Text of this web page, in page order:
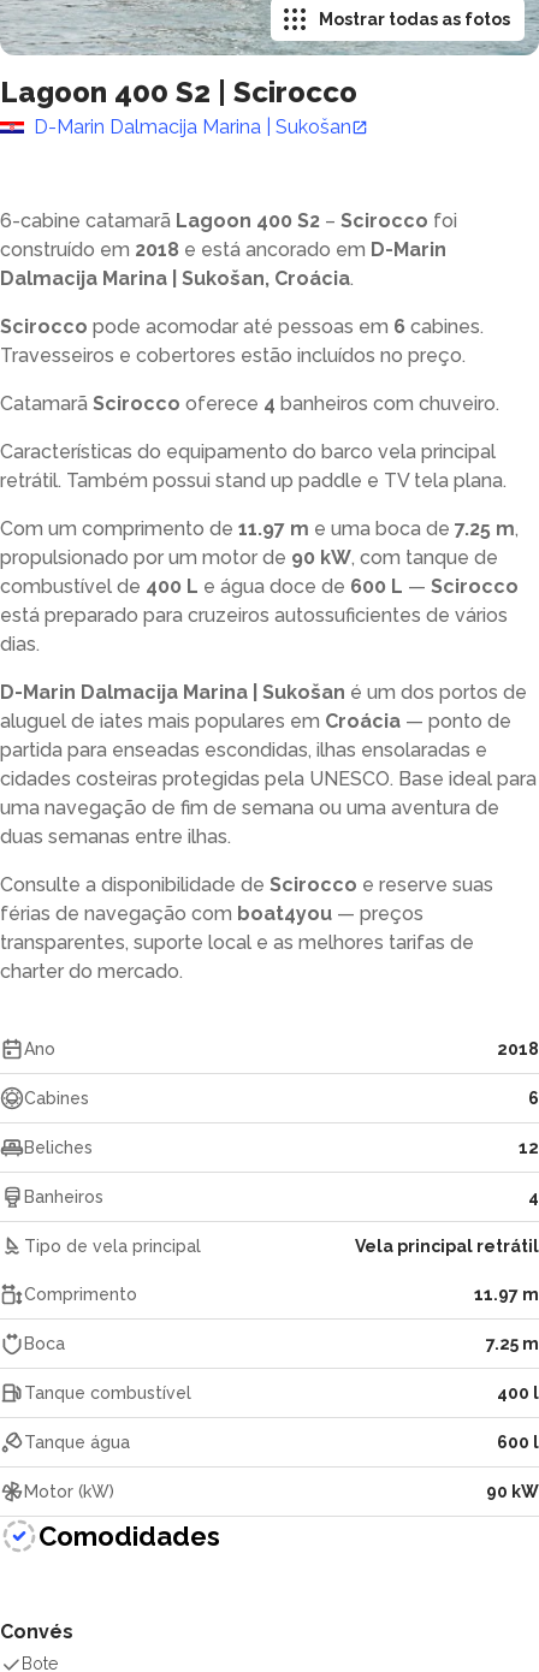
Lagoon 400 S2 Scirocco
D-Marin Dalmacija Marina | Sukošan
Mostrar todas as fotos
6-cabine catamarã Lagoon 400 S2 – Scirocco foi
construído em 2018 e está ancorado em D-Marin
Dalmacija Marina | Sukošan, Croácia.
Scirocco pode acomodar até pessoas em 6 cabines.
Travesseiros e cobertores estão incluídos no preço.
Catamarã Scirocco oferece 4 banheiros com chuveiro.
Características do equipamento do barco vela principal
retrátil. Também possui stand up paddle e TV tela plana.
Com um comprimento de 11.97 m e uma boca de 7.25 m,
propulsionado por um motor de 90 kW, com tanque de
combustível de 400 L e água doce de 600 L — Scirocco
está preparado para cruzeiros autossuficientes de vários
dias.
D-Marin Dalmacija Marina | Sukošan é um dos portos de
aluguel de iates mais populares em Croácia — ponto de
partida para enseadas escondidas, ilhas ensolaradas e
cidades costeiras protegidas pela UNESCO. Base ideal para
uma navegação de fim de semana ou uma aventura de
duas semanas entre ilhas.
Consulte a disponibilidade de Scirocco e reserve suas
férias de navegação com boat4you — preços
transparentes, suporte local e as melhores tarifas de
charter do mercado.
Ano 2018
Cabines 6
Beliches 12
Banheiros 4
Tipo de vela principal Vela principal retrátil
Comprimento 11.97 m
Boca 7.25 m
Tanque combustível 400 l
Tanque água 600 l
Motor (kW) 90 kW
Comodidades
Convés
Bote